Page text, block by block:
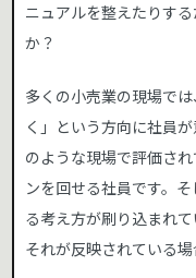
ニュアルを整えたりす
か？
多くの小売業の現場で
く」という方向に社員
のような現場で評価さ
ンを回せる社員です。
る考え方が刷り込まれ
それが反映されている場